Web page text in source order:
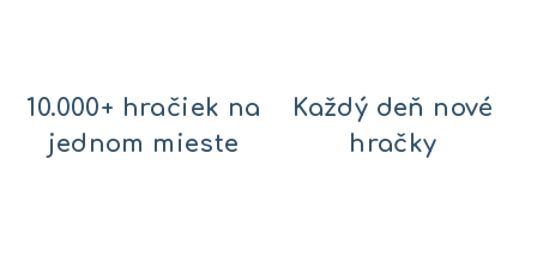
10.000+ hračiek na
jednom mieste
Každý deň nové
hračky